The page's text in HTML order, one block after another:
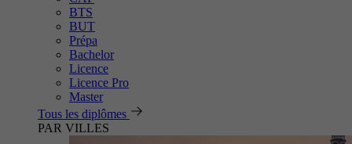
BTS
BUT
Prépa
Bachelor
Licence
Licence Pro
Master
Tous les diplômes
PAR VILLES